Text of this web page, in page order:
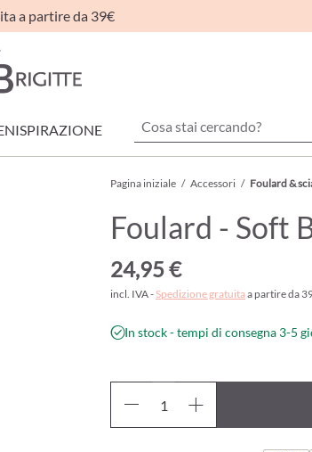
a partire da 39€
ISPIRAZIONE
Pagina iniziale / Accessori / Foulard &
Foulard - Soft
24,95 €
incl. IVA - Spedizione gratuitaa partire da
In stock - tempi di consegna 3-5